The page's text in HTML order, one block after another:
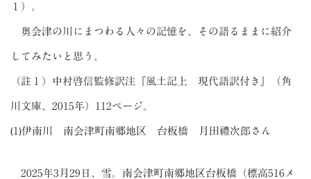
１）。
奥会津の川にまつわる人々の記憶を、その語るままに紹介
してみたいと思う。
（註１）中村啓信監修訳注『風土記上 現代語訳付き』（角
川文庫、2015年）112ページ。
(1)伊南川 南会津町南郷地区 台板橋 月田禮次郎さん
2025年3月29日、雪。南会津町南郷地区台板橋（標高516メ